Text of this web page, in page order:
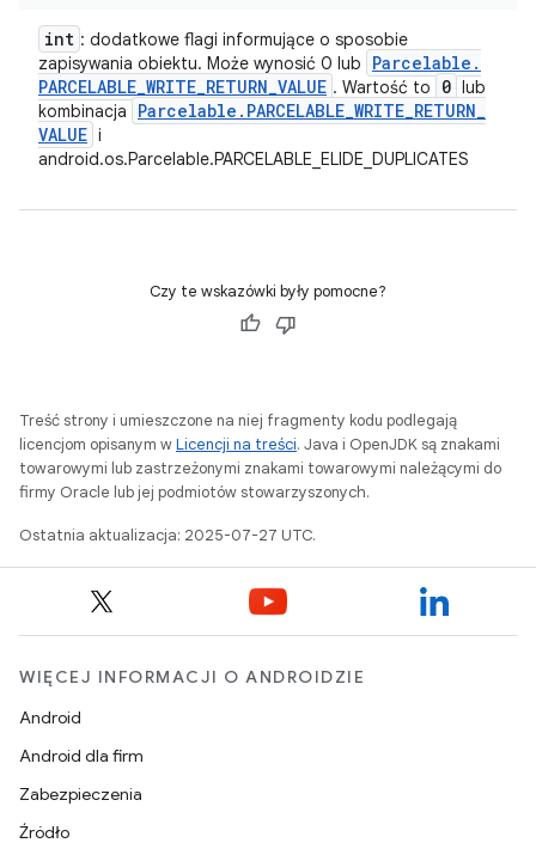
int : dodatkowe flagi informujące o sposobie
zapisywania obiektu. Może wynosić 0 lub
Parcelable .
PARCELABLE_WRITE_RETURN_VALUE . Wartość to 0 lub
kombinacja
Parcelable . PARCELABLE_WRITE_RETURN_
VALUE i
android.os.Parcelable.PARCELABLE_ELIDE_DUPLICATES
Czy te wskazówki były pomocne?
Treść strony i umieszczone na niej fragmenty kodu podlegają
licencjom opisanym wLicencji na treści. Java i OpenJDK są znakami
towarowymi lub zastrzeżonymi znakami towarowymi należącymi do
firmy Oracle lub jej podmiotów stowarzyszonych.
Ostatnia aktualizacja: 2025-07-27 UTC.
WIĘCEJ INFORMACJI O ANDROIDZIE
Android
Android dla firm
Zabezpieczenia
Źródło